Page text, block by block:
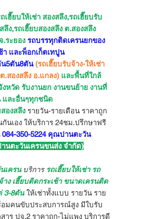
เฮี๊ยบให้เช่า สองสลึง,รถเฮี๊ยบรับ
ลึง,รถเฮี๊ยบสองสลึง ต.สองสลึง
.ระยอง รถบรรทุกติดเครนยกของ
า และพ็อกเก็ตเทปูน
5ตัน8ตัน (รถเฮี๊ยบรับจ้าง-ให้เช่า
.สองสลึง อ.แกลง) และพื้นที่ใกล้
งหวัด รับงานยก งานขนย้าย งานที่
และอื่นๆทุกชนิด
องสลึง รายวัน-รายเดือน ราคาถูก
กันเอง ให้บริการ 24ชม.ปรึกษาฟรี
350-5224 คุณปานตะวัน
นตะวันเครนขนส่ง จำกัด)
เครนบริการ รถเฮี๊ยบให้เช่า รถ
าง เฮี๊ยบติดกระเช้า ขนาดเครนติด
3-8ตัน ให้เช่าทั้งแบบ รายวัน ราย
อมคนขับประสบการณ์สูง มีใบรับ
สาร ปจ.2 ราคาถูก-ไม่แพง บริการดี